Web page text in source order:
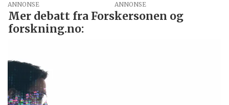
ANNONSE
Mer debatt fra Forskersonen og
forskning.no: